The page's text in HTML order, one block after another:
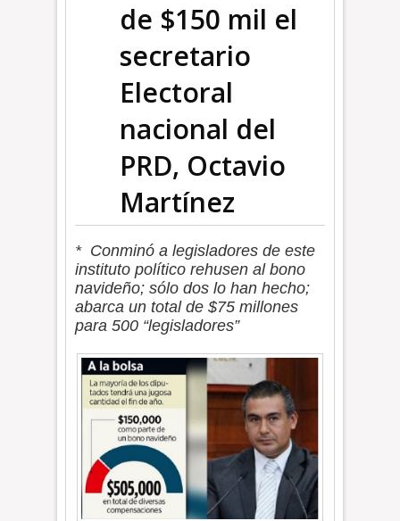
de $150 mil el
secretario
Electoral
nacional del
PRD, Octavio
Martínez
* Conminó a legisladores de este
instituto político rehusen al bono
navideño; sólo dos lo han hecho;
abarca un total de $75 millones
para 500 “legisladores”